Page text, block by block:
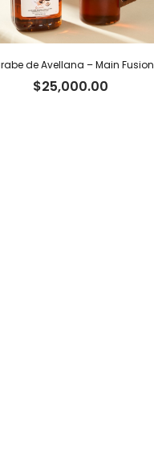
de Avellana – Main Fusion
$25,000.00